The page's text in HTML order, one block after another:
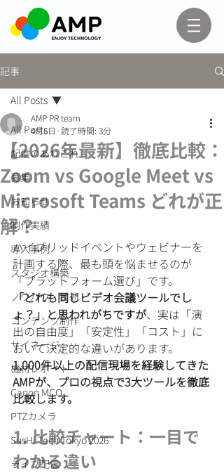
記事
All Posts
配信のあれこれ
募集
お知らせ
制作実績
導入事例
スタジオ構築
ノウハウ・技術
コンテンツ制作
サイネージ
機材レポート
Canon MCO
PTZカメラ
SusHi Tech Tokyo 2026
ライブ配信
All Posts
【2026年最新】徹底比較：
Zoom vs Google Meet vs
Microsoft Teams どれが正
解？
AMP PR team
4月6日 読了時間: 3分
ハイブリッドイベントやウェビナーを
計画する際、最も頭を悩ませるのが
「プラットフォーム選び」です。
「どれも同じビデオ会議ツールでし
ょ？」と思われがちですが、実は「演
出の自由度」「安定性」「コスト」に
おいて決定的な違いがあります。
1,000件以上の配信現場を経験してきた
AMPが、プロの視点で3大ツールを徹底
比較します。
1. 比較チャート：一目で
わかる違い